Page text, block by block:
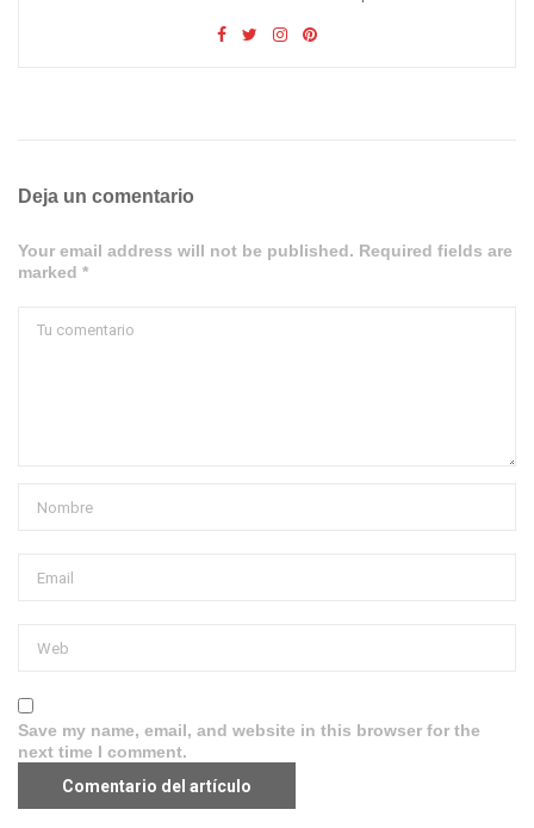
Deja un comentario
Your email address will not be published. Required fields are
marked *
Save my name, email, and website in this browser for the
next time I comment.